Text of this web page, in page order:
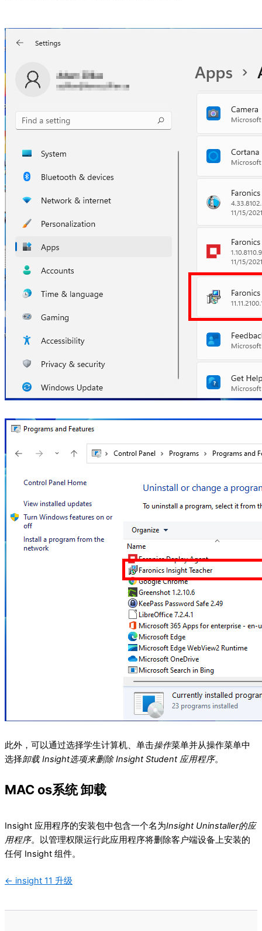
此外，可以通过选择学生计算机、单击操作菜单并从操作菜单中
选择卸载 Insight选项来删除 Insight Student 应用程序。
MAC os系统 卸载
Insight 应用程序的安装包中包含一个名为Insight Uninstaller的应
用程序。以管理权限运行此应用程序将删除客户端设备上安装的
任何 Insight 组件。
文
导
← insight 11 升级